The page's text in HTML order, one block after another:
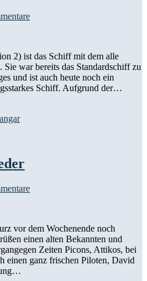
2) ist das Schiff mit dem alle
war bereits das Standardschiff zu
und ist auch heute noch ein
Schiff. Aufgrund der…
vor dem Wochenende noch
einen alten Bekannten und
Zeiten Picons, Attikos, bei
einen ganz frischen Piloten, David